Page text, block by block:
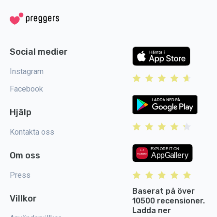
Social medier
Instagram
Facebook
Hjälp
Kontakta oss
Om oss
Press
Villkor
Baserat på över
10500 recensioner.
Ladda ner